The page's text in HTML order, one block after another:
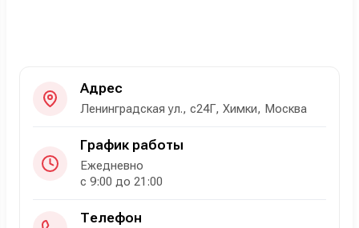
Адрес
Ленинградская ул., с24Г, Химки, Москва
График работы
Ежедневно
с 9:00 до 21:00
Телефон